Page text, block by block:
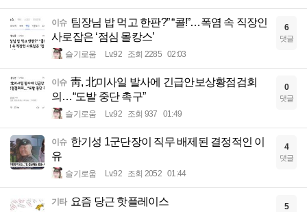
이슈 팀장님 밥 먹고 한판?” “콜!”…폭염 속 직장인
사로잡은 ‘점심 몰캉스’
슬기로움 Lv.92 조회 2285 02:03
6
댓글
이슈 靑, 北미사일 발사에 긴급안보상황점검회
의…“도발 중단 촉구”
슬기로움 Lv.92 조회 937 01:49
0
댓글
이슈 한기성 1군단장이 직무 배제된 결정적인 이
유
슬기로움 Lv.92 조회 2052 01:44
4
댓글
기타 요즘 당근 핫플레이스 5